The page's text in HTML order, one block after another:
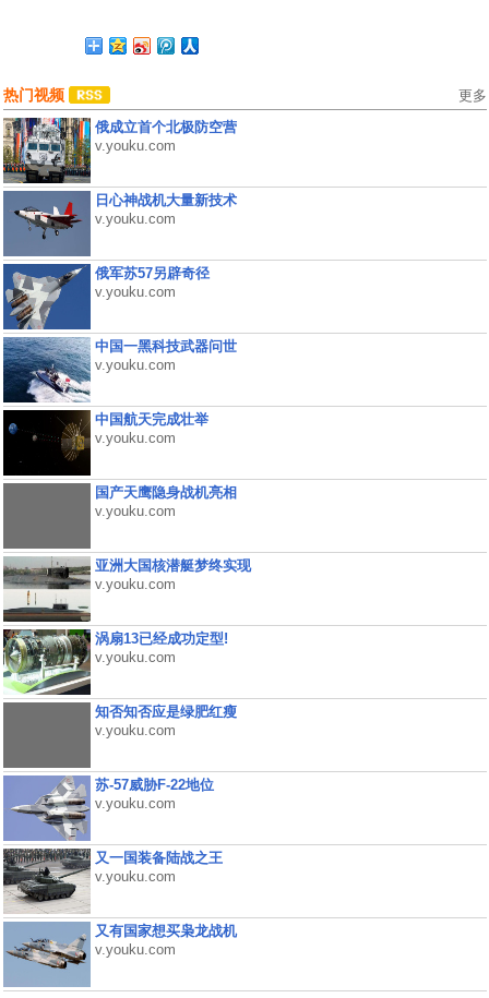
热门视频 更多
俄成立首个北极防空营
v.youku.com
日心神战机大量新技术
v.youku.com
俄军苏57另辟奇径
v.youku.com
中国一黑科技武器问世
v.youku.com
中国航天完成壮举
v.youku.com
国产天鹰隐身战机亮相
v.youku.com
亚洲大国核潜艇梦终实现
v.youku.com
涡扇13已经成功定型!
v.youku.com
知否知否应是绿肥红瘦
v.youku.com
苏-57威胁F-22地位
v.youku.com
又一国装备陆战之王
v.youku.com
又有国家想买枭龙战机
v.youku.com